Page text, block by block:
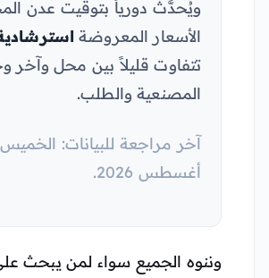
ويُحدَّث دورياً بتوقيت عدن
الأسعار المعروضة
تتفاوت قليلاً بين محل
المصنعية والطلب.
أغسطس 2026.
وننوه الجميع سواء لمن يبحث